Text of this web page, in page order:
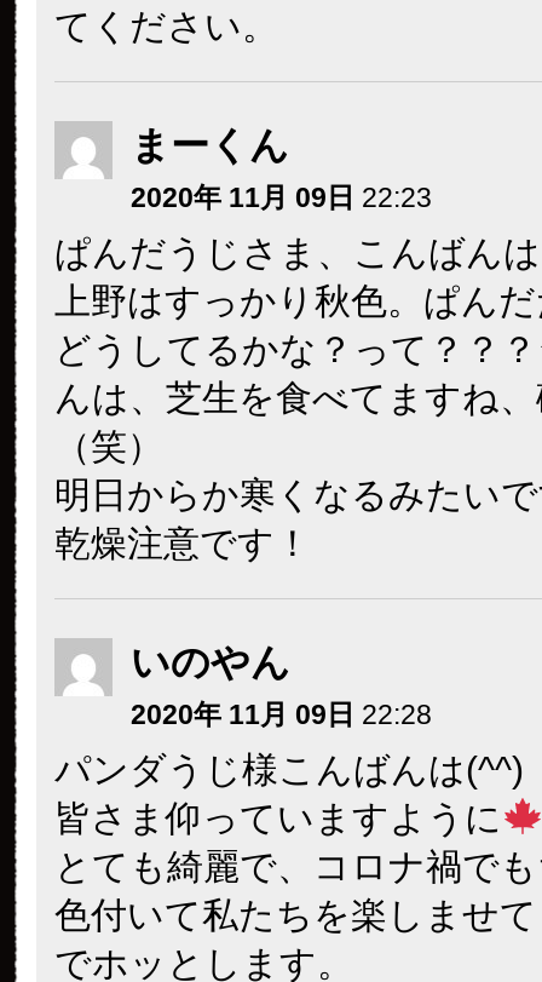
てください。
まーくん
2020年 11月 09日 22:23
ぱんだうじさま、こんばん
上野はすっかり秋色。ぱん
どうしてるかな？って？？
んは、芝生を食べてますね
（笑）
明日からか寒くなるみたい
乾燥注意です！
いのやん
2020年 11月 09日 22:28
パンダうじ様こんばんは(^^)
皆さま仰っていますように
とても綺麗で、コロナ禍で
色付いて私たちを楽しませ
でホッとします。